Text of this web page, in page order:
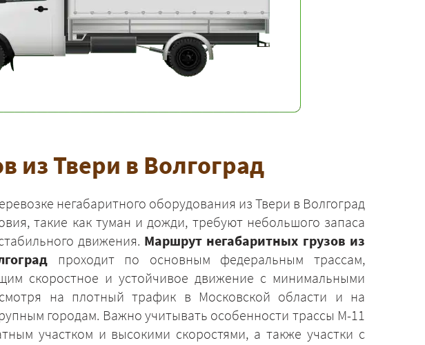
из Твери в Волгоград
негабаритного оборудования из Твери в Волгоград
такие как туман и дожди, требуют небольшого запаса
движения. Маршрут негабаритных грузов из
проходит по основным федеральным трассам,
скоростное и устойчивое движение с минимальными
на плотный трафик в Московской области и на
городам. Важно учитывать особенности трассы М-11
участком и высокими скоростями, а также участки с